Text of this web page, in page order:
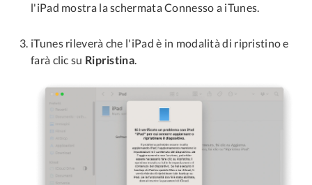
l'iPad mostra la schermata Connesso a iTunes.
iTunes rileverà che l'iPad è in modalità di ripristino e
farà clic su Ripristina.